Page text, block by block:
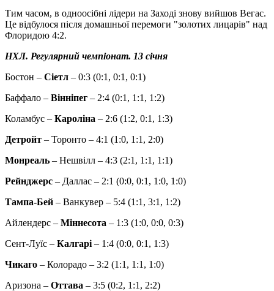
Тим часом, в одноосібні лідери на Заході знову вийшов Вегас.
Це відбулося після домашньої перемоги "золотих лицарів" над
Флоридою 4:2.
НХЛ. Регулярний чемпіонат. 13 січня
Бостон – Сіетл – 0:3 (0:1, 0:1, 0:1)
Баффало – Вінніпег – 2:4 (0:1, 1:1, 1:2)
Коламбус – Кароліна – 2:6 (1:2, 0:1, 1:3)
Детройт – Торонто – 4:1 (1:0, 1:1, 2:0)
Монреаль – Нешвілл – 4:3 (2:1, 1:1, 1:1)
Рейнджерс – Даллас – 2:1 (0:0, 0:1, 1:0, 1:0)
Тампа-Бей – Ванкувер – 5:4 (1:1, 3:1, 1:2)
Айлендерс – Міннесота – 1:3 (1:0, 0:0, 0:3)
Сент-Луїс – Калгарі – 1:4 (0:0, 0:1, 1:3)
Чикаго – Колорадо – 3:2 (1:1, 1:1, 1:0)
Аризона – Оттава – 3:5 (0:2, 1:1, 2:2)